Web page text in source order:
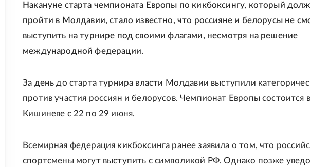
Накануне старта чемпионата Европы по кикбоксингу, который
пройти в Молдавии, стало известно, что россияне и белорусы не
выступить на турнире под своими флагами, несмотря на решение
международной федерации.
За день до старта турнира власти Молдавии выступили
против участия россиян и белорусов. Чемпионат Европы состоится в
Кишиневе с 22 по 29 июня.
Всемирная федерация кикбоксинга ранее заявила о том, что
спортсмены могут выступить с символикой РФ. Однако позже